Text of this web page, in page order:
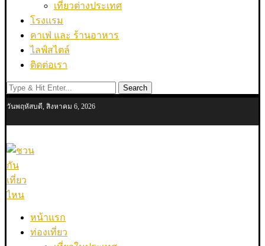
เที่ยวต่างประเทศ
โรงแรม
คาเฟ่ และ ร้านอาหาร
ไลฟ์สไตล์
ติดต่อเรา
Search
วันพฤหัสบดี, สิงหาคม 6, 2026
หน้าแรก
ท่องเที่ยว